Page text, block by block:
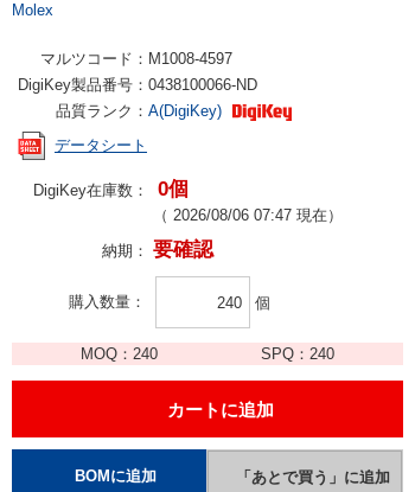
Molex
マルツコード： M1008-4597
DigiKey製品番号： 0438100066-ND
品質ランク： A(DigiKey)
データシート
DigiKey在庫数： 0個
（ 2026/08/06 07:47 現在）
納期： 要確認
購入数量 個
MOQ：240 SPQ： 240